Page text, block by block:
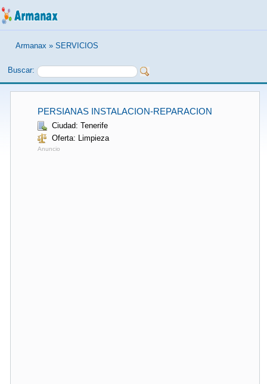
Armanax » SERVICIOS
Buscar:
PERSIANAS INSTALACION-REPARACION
Ciudad: Tenerife
Oferta: Limpieza
Anuncio